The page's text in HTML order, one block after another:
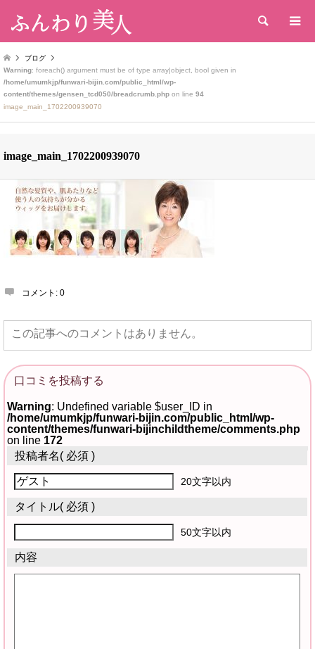
検索
ブログ
Warning: foreach() argument must be of type array|object, bool given in
/home/umumkjp/funwari-bijin.com/public_html/wp-
content/themes/gensen_tcd050/breadcrumb.php on line 94
image_main_1702200939070
image_main_1702200939070
コメント: 0
この記事へのコメントはありません。
口コミを投稿する
Warning : Undefined variable $user_ID in
/home/umumkjp/funwari-bijin.com/public_html/wp-
content/themes/funwari-bijinchildtheme/comments.php
on line 172
投稿者名( 必須 )
20文字以内
タイトル( 必須 )
50文字以内
内容